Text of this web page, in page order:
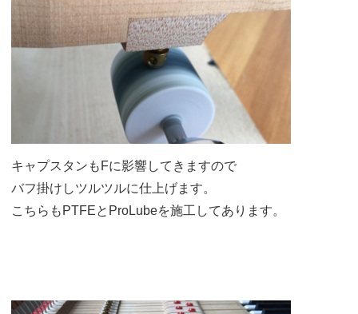
キャプスタンもFに影響してきますので
バフ掛けしツルツルに仕上げます。
こちらもPTFEとProLubeを施工してあります。